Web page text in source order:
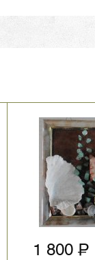
1 800